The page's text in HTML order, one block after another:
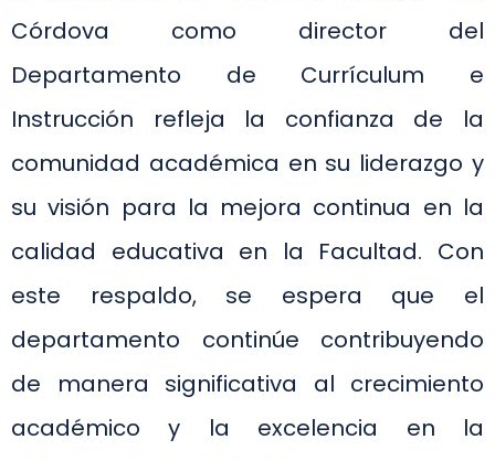
Córdova como director del
Departamento de Currículum e
Instrucción refleja la confianza de la
comunidad académica en su liderazgo y
su visión para la mejora continua en la
calidad educativa en la Facultad. Con
este respaldo, se espera que el
departamento continúe contribuyendo
de manera significativa al crecimiento
académico y la excelencia en la